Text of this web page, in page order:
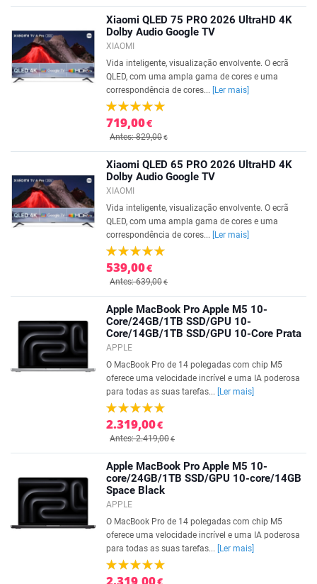
Xiaomi QLED 75 PRO 2026 UltraHD 4K
Dolby Audio Google TV
XIAOMI
Vida inteligente, visualização envolvente. O ecrã
QLED, com uma ampla gama de cores e uma
correspondência de cores...
[Ler mais]
719,00€
Antes: 829,00€
Xiaomi QLED 65 PRO 2026 UltraHD 4K
Dolby Audio Google TV
XIAOMI
Vida inteligente, visualização envolvente. O ecrã
QLED, com uma ampla gama de cores e uma
correspondência de cores...
[Ler mais]
539,00€
Antes: 639,00€
Apple MacBook Pro Apple M5 10-
Core/24GB/1TB SSD/GPU 10-
Core/14GB/1TB SSD/GPU 10-Core Prata
APPLE
O MacBook Pro de 14 polegadas com chip M5
oferece uma velocidade incrível e uma IA poderosa
para todas as suas tarefas...
[Ler mais]
2.319,00€
Antes: 2.419,00€
Apple MacBook Pro Apple M5 10-
core/24GB/1TB SSD/GPU 10-core/14GB
Space Black
APPLE
O MacBook Pro de 14 polegadas com chip M5
oferece uma velocidade incrível e uma IA poderosa
para todas as suas tarefas...
[Ler mais]